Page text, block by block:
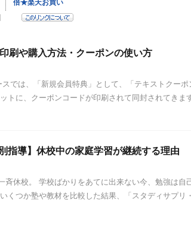
刷や購入方法・クーポンの使い方
では、「新規会員特典」として、「テキストクーポ
トに、クーポンコードが印刷されて同封されてきます
指導】休校中の家庭学習が継続する理由
斉休校。 学校ばかりをあてに出来ない今、勉強は自
くつか塾や教材を比較した結果、「スタディサプリ